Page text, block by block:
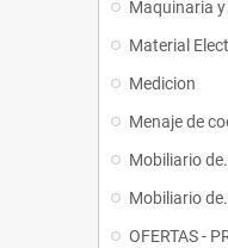
Maquinaria
Material
Medicion
Menaje de
Mobiliario
Mobiliario
OFERTAS -